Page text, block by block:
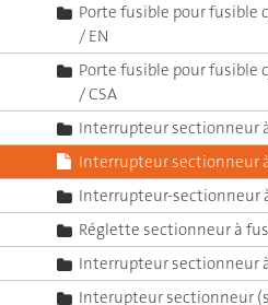
Porte fusible pour fusible
/ EN
Porte fusible pour fusible
/ CSA
Interrupteur sectionneur
Interrupteur sectionneur
Interrupteur-sectionneur
Réglette sectionneur à
Interrupteur sectionneur
Interupteur sectionneur